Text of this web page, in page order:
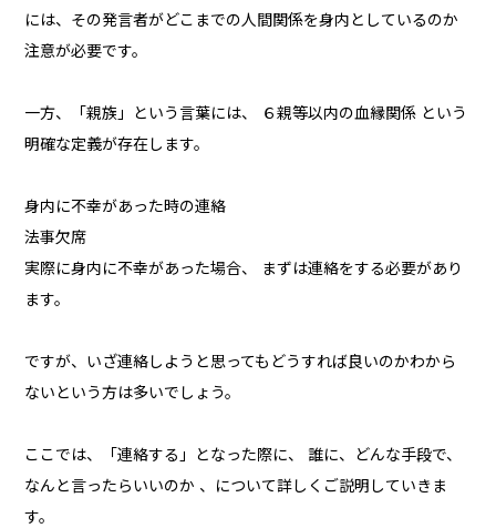
には、その発言者がどこまでの人間関係を身内としているのか
注意が必要です。
一方、「親族」という言葉には、 ６親等以内の血縁関係 という
明確な定義が存在します。
身内に不幸があった時の連絡
法事欠席
実際に身内に不幸があった場合、 まずは連絡をする必要があり
ます。
ですが、いざ連絡しようと思ってもどうすれば良いのかわから
ないという方は多いでしょう。
ここでは、「連絡する」となった際に、 誰に、どんな手段で、
なんと言ったらいいのか 、について詳しくご説明していきま
す。